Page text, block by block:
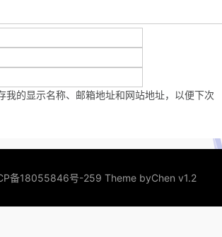
我的显示名称、邮箱地址和网站地址，以便下次
备18055846号-259 Theme byChen v1.2